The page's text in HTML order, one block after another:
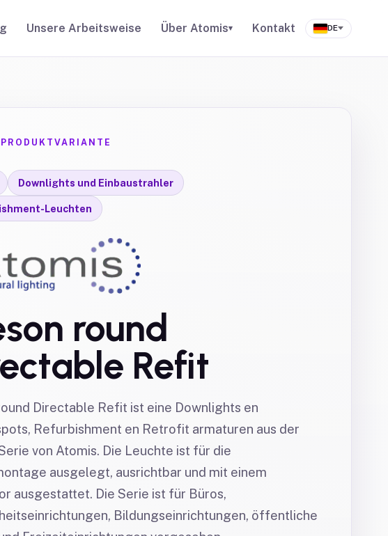
Unsere Arbeitsweise Über Atomis▾ Kontakt DE
Downlights und Einbaustrahler
Leuchten
round
Refit
Directable Refit ist eine Downlights en
Refurbishment en Retrofit armaturen aus der
von Atomis. Die Leuchte ist für die
ausgelegt, ausrichtbar und mit einem
ausgestattet. Die Serie ist für Büros,
Bildungseinrichtungen, öffentliche